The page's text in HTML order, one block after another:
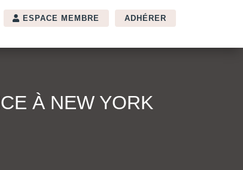
ESPACE MEMBRE ADHÉRER
À NEW YORK